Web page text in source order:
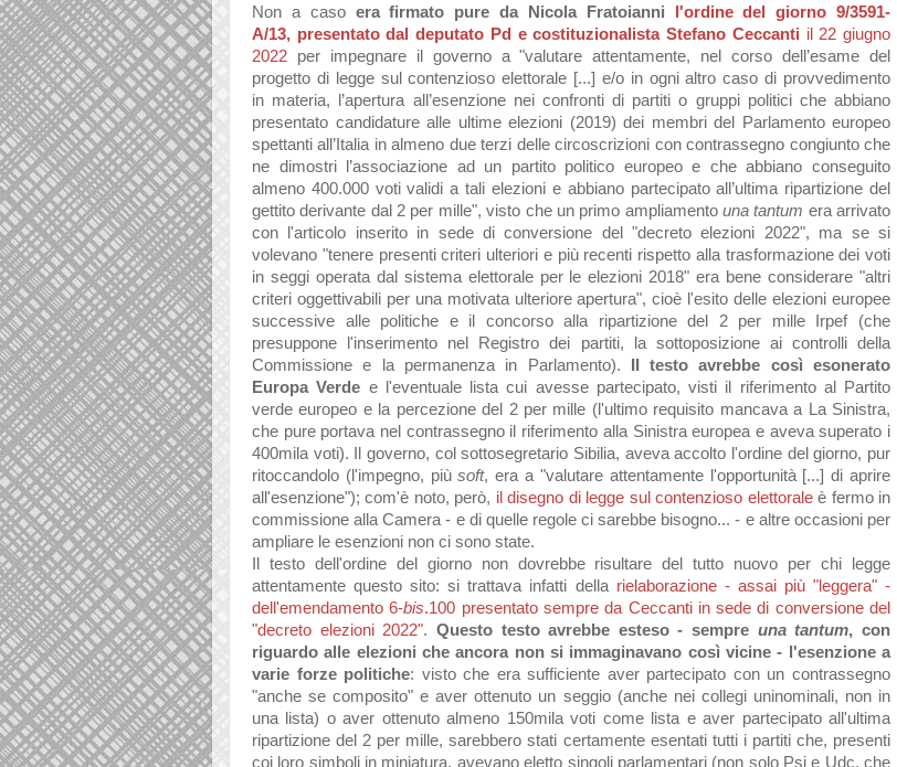
Non a caso era firmato pure da Nicola Fratoianni l'ordine del giorno 9/3591-
A/13, presentato dal deputato Pd e costituzionalista Stefano Ceccanti il 22 giugno
2022 per impegnare il governo a "valutare attentamente, nel corso dell’esame del
progetto di legge sul contenziosoelettorale [...] e/o in ogni altro caso di provvedimento
in materia, l’apertura all’esenzione nei confronti di partiti o gruppi politici che abbiano
presentato candidature alle ultime elezioni (2019) dei membri del Parlamento europeo
spettanti all’Italia in almeno dueterzi delle circoscrizioni con contrassegno congiunto che
ne dimostri l’associazione ad un partito politico europeo e che abbianoconseguito
almeno 400.000 voti validi a tali elezioni e abbiano partecipato all’ultima ripartizione del
gettito derivante dal 2 per mille", visto che un primo ampliamento una tantum era arrivato
con l'articolo inserito in sede di conversione del "decreto elezioni 2022", ma se si
volevano "tenere presenti criteri ulteriori e più recenti rispetto alla trasformazione dei voti
in seggi operata dal sistema elettorale per le elezioni 2018" era bene considerare "altri
criteri oggettivabili per una motivata ulteriore apertura", cioè l'esito delle elezioni europee
successive alle politiche e il concorso alla ripartizione del 2 per mille Irpef (che
presuppone l'inserimento nel Registro dei partiti, la sottoposizione ai controlli della
Commissione e la permanenza in Parlamento).
II testo avrebbe così esonerato
Europa Verde e l'eventuale lista cui avesse partecipato, visti il riferimento al Partito
verde europeo e la percezione del 2 per mille (l'ultimo requisito mancava a La Sinistra,
che pure portava nel contrassegno il riferimento alla Sinistra europea e aveva superato i
400mila voti). Il governo, col sottosegretario Sibilia, aveva accolto l'ordine del giorno, pur
ritoccandolo (l'impegno, piùsoft, era a "valutare attentamente l'opportunità [...] di aprire
all'esenzione"); com'è noto, però, il disegno di legge sul contenzioso elettoraleè fermo in
commissione alla Camera - e di quelle regole ci sarebbe bisogno... - e altre occasioni per
ampliare le esenzioni non ci sono state.
Il testo dell'ordine del giorno non dovrebbe risultare del tutto nuovo per chi legge
attentamente questo sito: si trattava infatti della rielaborazione - assai più "leggera" -
dell'emendamento 6-bis.100 presentato sempre da Ceccanti in sede di conversione del
"decreto elezioni 2022". Questo testo avrebbe esteso - sempre una tantum, con
riguardo alle elezioni che ancora non si immaginavano così vicine -
l'esenzione a
varie forze politiche: visto che era sufficiente aver partecipato con un contrassegno
"anche se composito" eaver ottenuto un seggio (anche nei collegi uninominali, non in
una lista) o aver ottenuto almeno 150mila voti come lista e aver partecipato all'ultima
ripartizione del 2 per mille, sarebbero stati certamente esentati tutti i partiti che, presenti
coi loro simboli in miniatura, avevano eletto singoli parlamentari (non solo Psi e Udc, che